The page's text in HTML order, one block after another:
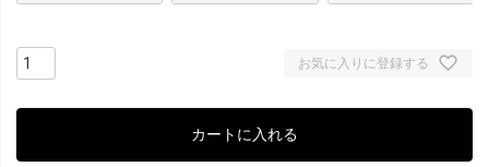
お気に入りに登録する
カートに入れる